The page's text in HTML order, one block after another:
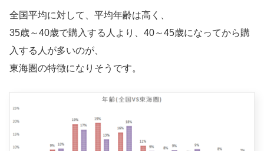
全国平均に対して、平均年齢は高く、
35歳～40歳で購入する人より、40～45歳になってから購
入する人が多いのが、
東海圏の特徴になりそうです。